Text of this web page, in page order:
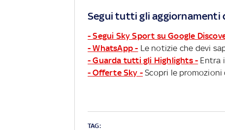
Segui tutti gli aggiornamenti
- Segui Sky Sport su Google
- WhatsApp - Le notizie che devi
- Guarda tutti gli Highlights - Entra
- Offerte Sky - Scopri le
TAG: